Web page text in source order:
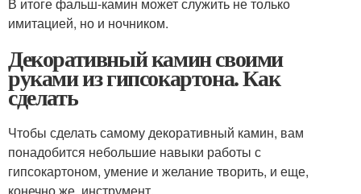
имитацией, но и ночником.
Декоративный камин своими
руками из гипсокартона. Как
сделать
Чтобы сделать самому декоративный камин, вам
понадобится небольшие навыки работы с
гипсокартоном, умение и желание творить, и еще,